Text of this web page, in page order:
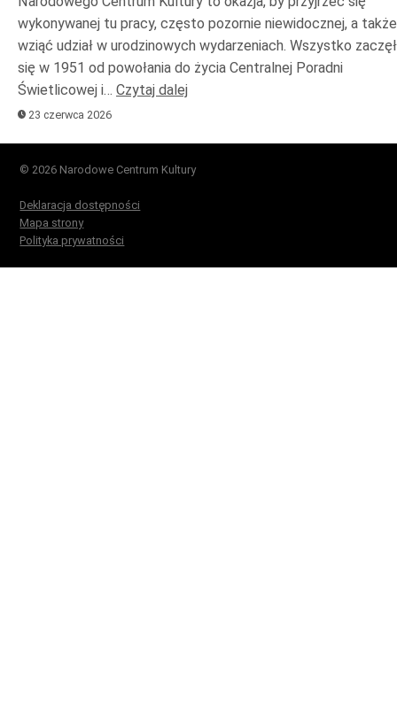
wykonywanej tu pracy, często pozornie niewidocznej, a także
wziąć udział w urodzinowych wydarzeniach. Wszystko
się w 1951 od powołania do życia Centralnej Poradni
Świetlicowej i… Czytaj dalej
23 czerwca 2026
© 2026 Narodowe Centrum Kultury
Deklaracja dostępności
Mapa strony
Polityka prywatności